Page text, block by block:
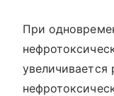
При
увеличивается